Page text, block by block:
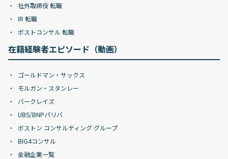
社外取締役 転職
IR 転職
ポストコンサル 転職
在籍経験者エピソード（動画）
ゴールドマン・サックス
モルガン・スタンレー
バークレイズ
UBS/BNPパリバ
ボストン コンサルティング グループ
BIG4コンサル
金融企業一覧